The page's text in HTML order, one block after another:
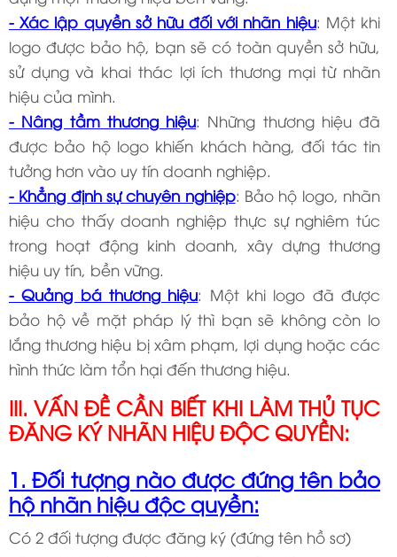
- Xác lập quyền sở hữu đối với nhãn hiệu: Một khi
logo được bảo hộ, bạn sẽ có toàn quyền sở hữu,
sử dụng và khai thác lợi ích thương mại từ nhãn
hiệu của mình.
- Nâng tầm thương hiệu: Những thương hiệu đã
được bảo hộ logo khiến khách hàng, đối tác tin
tưởng hơn vào uy tín doanh nghiệp.
- Khẳng định sự chuyên nghiệp: Bảo hộ logo, nhãn
hiệu cho thấy doanh nghiệp thực sự nghiêm túc
trong hoạt động kinh doanh, xây dựng thương
hiệu uy tín, bền vững.
- Quảng bá thương hiệu: Một khi logo đã được
bảo hộ về mặt pháp lý thì bạn sẽ không còn lo
lắng thương hiệu bị xâm phạm, lợi dụng hoặc các
hình thức làm tổn hại đến thương hiệu.
III. VẤN ĐỀ CẦN BIẾT KHI LÀM THỦ TỤC
ĐĂNG KÝ NHÃN HIỆU ĐỘC QUYỀN:
1. Đối tượng nào được đứng tên bảo
hộ nhãn hiệu độc quyền:
Có 2 đối tượng được đăng ký (đứng tên hồ sơ)